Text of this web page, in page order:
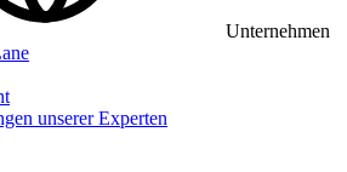
Unternehmen
unserer Experten